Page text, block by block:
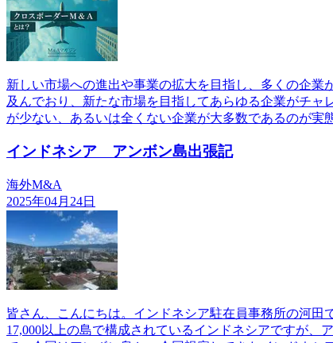
新しい市場への進出や事業の拡大を目指し、多くの企
及んでおり、新たな市場を目指してあらゆる企業がチ
が少ない、あるいは全くない企業が大多数であるのが実
インドネシア アンボン島出張記
海外M&A
2025年04月24日
皆さん、こんにちは。インドネシア駐在員事務所の河
17,000以上の島で構成されているインドネシアですが